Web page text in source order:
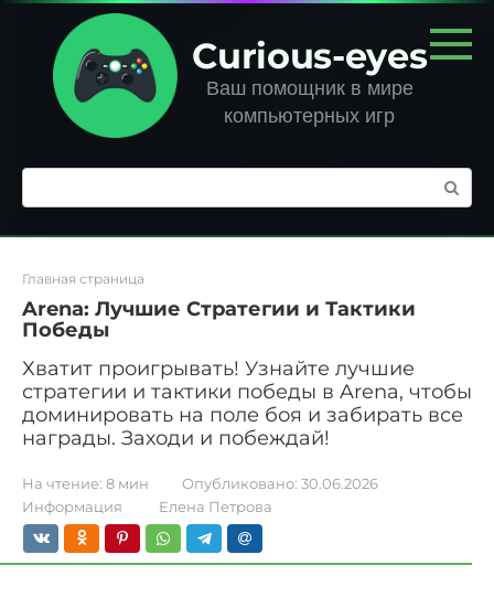
Перейти
контенту
Curious-eyes
Ваш помощник в мире
компьютерных игр
Поиск:
Главная страница
Arena: Лучшие Стратегии и Тактики
Победы
Хватит проигрывать! Узнайте лучшие
стратегии и тактики победы в Arena, чтобы
доминировать на поле боя и забирать все
награды. Заходи и побеждай!
На чтение: 8 мин Опубликовано: 30.06.2026
Информация
Елена Петрова